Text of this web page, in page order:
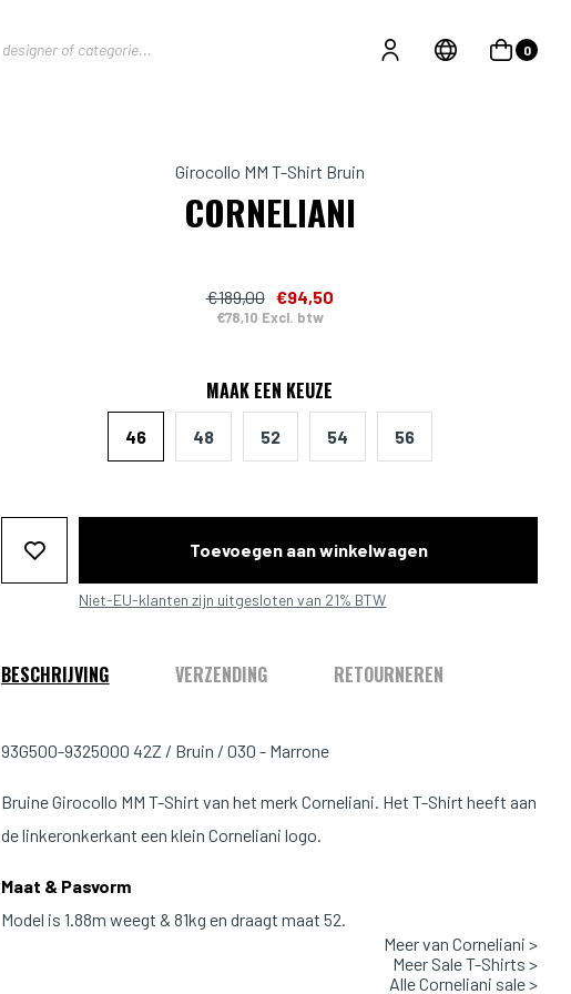
0
Girocollo MM T-Shirt Bruin
CORNELIANI
€189,00 €94,50
€78,10 Excl. btw
MAAK EEN KEUZE
46 48 52 54 56
Toevoegen aan winkelwagen
Niet-EU-klanten zijn uitgesloten van 21% BTW
BESCHRIJVING VERZENDING RETOURNEREN
93G500-9325000 42Z / Bruin / 030 - Marrone
Bruine Girocollo MM T-Shirt van het merk Corneliani. Het T-Shirt heeft aan
de linkeronkerkant een klein Corneliani logo.
Maat & Pasvorm
Model is 1.88m weegt & 81kg en draagt maat 52.
Meer van Corneliani >
Meer Sale T-Shirts >
Alle Corneliani sale >